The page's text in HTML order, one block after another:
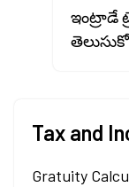
ఇంట్రాడే
Tax and
Gratuity